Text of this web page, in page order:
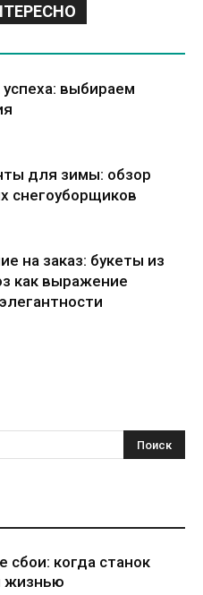
выбираем
для зимы: обзор
снегоуборщиков
на заказ: букеты из
как выражение
сбои: когда станок
жизнью